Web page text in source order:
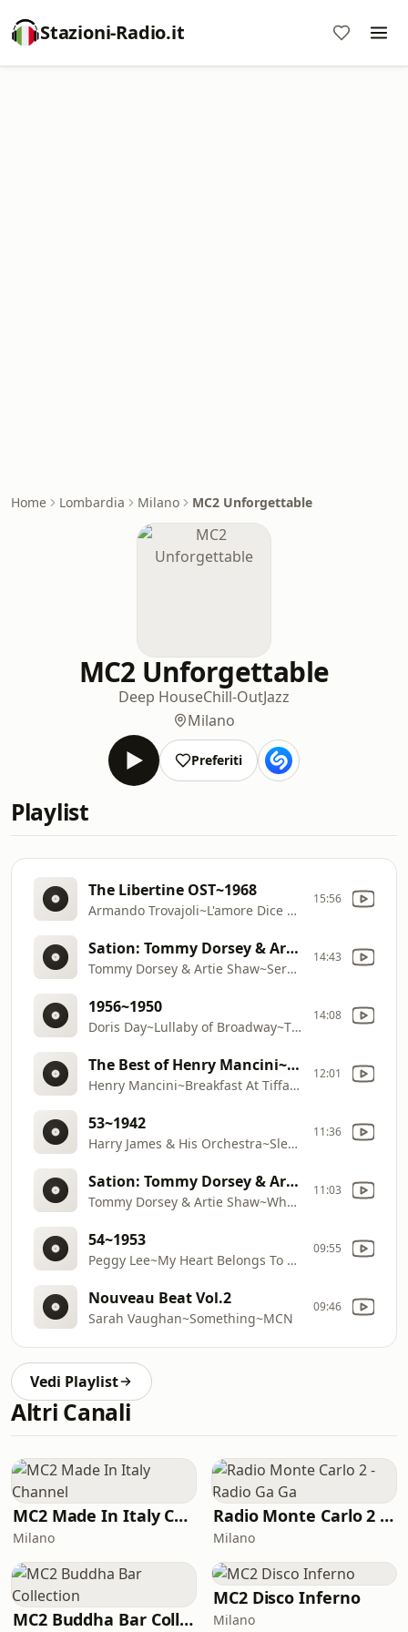
Stazioni-Radio.it
Home Lombardia Milano MC2 Unforgettable
MC2 Unforgettable
Deep HouseChill-OutJazz
Milano
Preferiti
Playlist
The Libertine OST~1968
Armando Trovajoli~L'amore Dice Ciao~La Matriarca
15:56
Sation: Tommy Dorsey & Artie Shaw~1999
Tommy Dorsey & Artie Shaw~Serenade In Blue~Swing
14:43
1956~1950
Doris Day~Lullaby of Broadway~The Complete Albums Collection 1949
14:08
The Best of Henry Mancini~1961
Henry Mancini~Breakfast At Tiffany's~Greatest Hits
12:01
53~1942
Harry James & His Orchestra~Sleepy Lagoon~The Hits Collection 1938
11:36
Sation: Tommy Dorsey & Artie Shaw~1999
Tommy Dorsey & Artie Shaw~Where Or When~Swing
11:03
54~1953
Peggy Lee~My Heart Belongs To Daddy~Moon Flowers The Collection 1952
09:55
Nouveau Beat Vol.2
Sarah Vaughan~Something~MCN
09:46
Vedi Playlist
Altri Canali
MC2 Made In Italy Channel
Milano
Radio Monte Carlo 2 - Radio Ga Ga
Milano
MC2 Buddha Bar Collection
MC2 Disco Inferno
Milano